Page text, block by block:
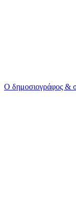
Ο δημοσιογράφος &